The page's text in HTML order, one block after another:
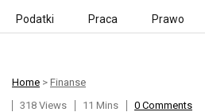
Podatki Praca Prawo
Home > Finanse
318 Views
11 Mins 0 Comments